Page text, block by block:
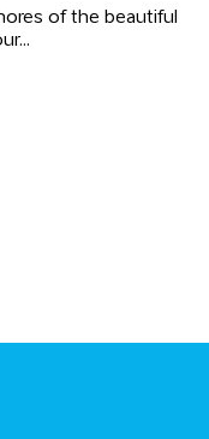
of the beautiful